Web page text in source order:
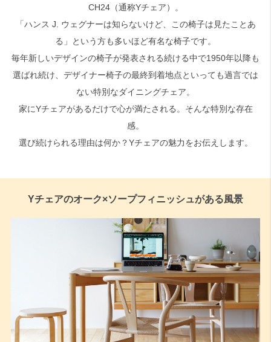
CH24（通称Yチェア）。
「ハンス J. ウェグナーは知らないけど、この椅子は見たことあ
る」という方も多いほど有名な椅子です。
毎年新しいデザインの椅子が発表される続ける中で1950年以降も
選ばれ続け、デザイナー椅子の最終到着地点といっても過言では
ない特別なダイニングチェア。
家にYチェアがあるだけで心が満たされる。そんな特別な存在
感。
選び続けられる理由は何か？Yチェアの魅力をお伝えします。
Yチェアのオーク×ソープフィニッシュがある風景